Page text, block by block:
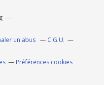
un abus C.G.U.
Préférences cookies